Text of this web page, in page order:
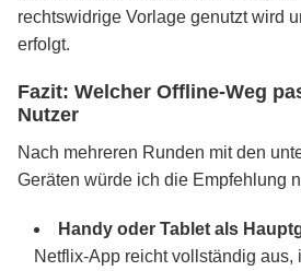
rechtswidrige Vorlage genutzt wird
erfolgt.
Fazit: Welcher Offline-Weg
Nutzer
Nach mehreren Runden mit den
Geräten würde ich die Empfehlung
Handy oder Tablet als
Netflix-App reicht vollständig aus,